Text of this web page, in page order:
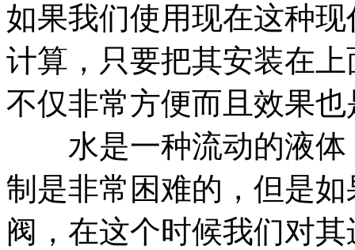
如果我们使用现在这种
计算，只要把其安装在
不仅非常方便而且效果
水是一种流动的液体
制是非常困难的，但是
阀，在这个时候我们对